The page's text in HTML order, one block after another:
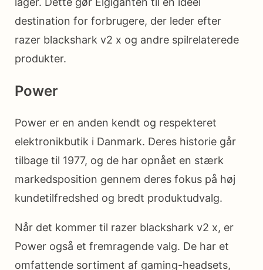
destination for forbrugere, der leder efter
razer blackshark v2 x og andre spilrelaterede
produkter.
Power
Power er en anden kendt og respekteret
elektronikbutik i Danmark. Deres historie går
tilbage til 1977, og de har opnået en stærk
markedsposition gennem deres fokus på høj
kundetilfredshed og bredt produktudvalg.
Når det kommer til razer blackshark v2 x, er
Power også et fremragende valg. De har et
omfattende sortiment af gaming-headsets,